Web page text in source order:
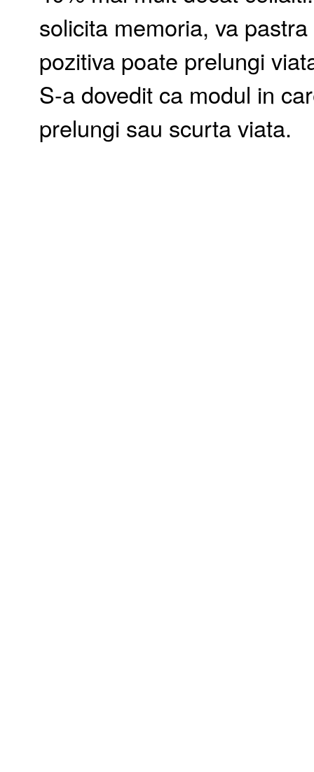
solicita memoria, va
pozitiva poate prelungi
S-a dovedit ca modul in
prelungi sau scurta viata.